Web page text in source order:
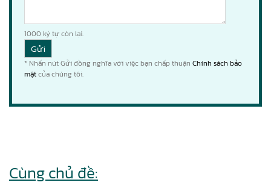
1000 ký tự còn lại.
* Nhấn nút Gửi đồng nghĩa với việc bạn chấp thuận Chính sách bảo
mậtcủa chúng tôi.
Cùng chủ đề: